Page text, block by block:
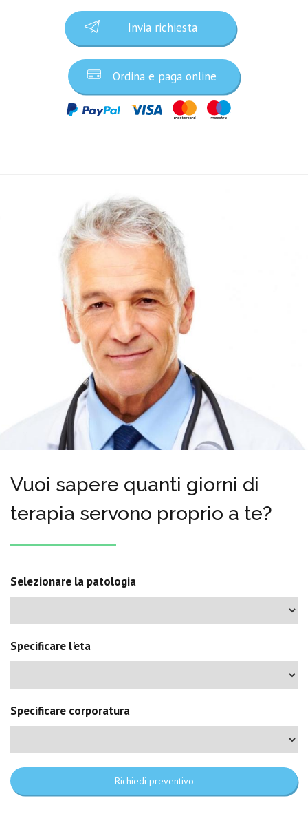
Invia richiesta
Ordina e paga online
Vuoi sapere quanti giorni di
terapia servono proprio a te?
Selezionare la patologia
Specificare l'eta
Specificare corporatura
Richiedi preventivo